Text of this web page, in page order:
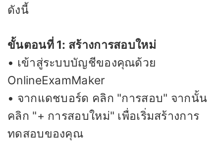
ดังนี้
ขั้นตอนที่ 1: สร้างการสอบใหม่
• เข้าสู่ระบบบัญชีของคุณด้วย
OnlineExamMaker
• จากแดชบอร์ด คลิก "การสอบ" จากนั้น
คลิก "+ การสอบใหม่" เพื่อเริ่มสร้างการ
ทดสอบของคุณ